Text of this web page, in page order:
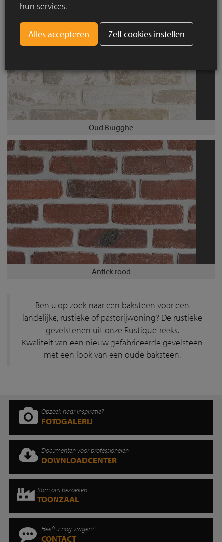
Oud Brugghe
Antiek rood
Ben u op zoek naar een baksteen voor een
landelijke, rustieke of pastorijwoning? De rustieke
gevelstenen uit onze Rustique-reeks.
Kwaliteit van een nieuw gefabriceerde gevelsteen
met een look van een oude baksteen.
Opzoek naar inspiratie?
FOTOGALERIJ
Documenten voor professionelen
DOWNLOADCENTER
Kom ons bezoeken
TOONZAAL
Heeft u nog vragen?
CONTACT
hun services.
Zelf cookies instellen